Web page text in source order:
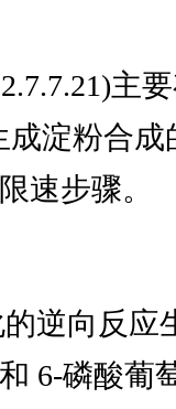
2.7.7.21)主
成淀粉合
速步骤。
的逆向反应
6-磷酸葡